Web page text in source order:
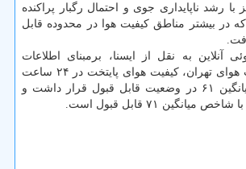
با رشد ناپایداری جوی و احتمال رگبار پراکنده
در بیشتر مناطق کیفیت هوا در محدوده قابل
به نقل از ایسنا، برمبنای اطلاعات
شرکت کنترل کیفیت هوای تهران، کیفیت هوای پایتخت در ۲۴ ساعت
گذشته با شاخص میانگین ۶۱ در وضعیت قابل قبول قرار داشت و
۷۱ قابل قبول است.